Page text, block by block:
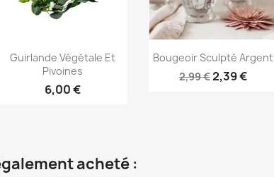
Aperçu rapide
Guirlande Végétale Et
Pivoines
6,00 €
Aperçu rapide
Bougeoir Sculpté Argent
2,99 €2,39 €
acheté :